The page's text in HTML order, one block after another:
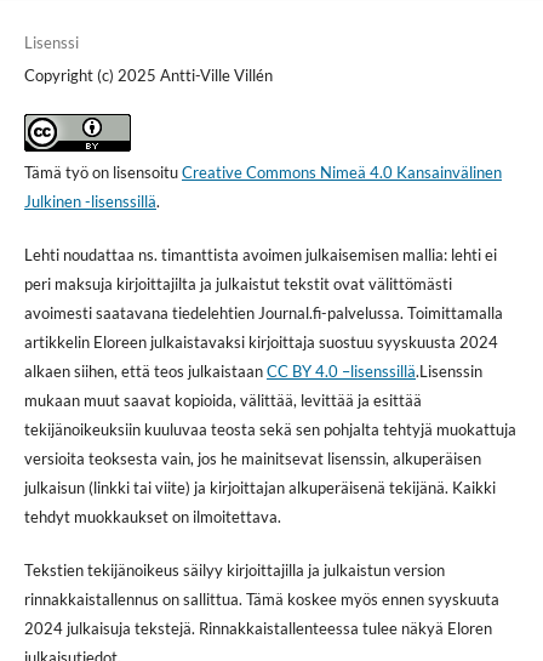
Lisenssi
Copyright (c) 2025 Antti-Ville Villén
Tämä työ on lisensoituCreative Commons Nimeä 4.0 Kansainvälinen
Julkinen -lisenssillä.
Lehti noudattaa ns. timanttista avoimen julkaisemisen mallia: lehti ei
peri maksuja kirjoittajilta ja julkaistut tekstit ovat välittömästi
avoimesti saatavana tiedelehtien Journal.fi-palvelussa. Toimittamalla
artikkelin Eloreen julkaistavaksi kirjoittaja suostuu syyskuusta 2024
alkaen siihen, että teos julkaistaanCC BY 4.0 –lisenssillä.Lisenssin
mukaan muut saavat kopioida, välittää, levittää ja esittää
tekijänoikeuksiin kuuluvaa teosta sekä sen pohjalta tehtyjä muokattuja
versioita teoksesta vain, jos he mainitsevat lisenssin, alkuperäisen
julkaisun (linkki tai viite) ja kirjoittajan alkuperäisenä tekijänä. Kaikki
tehdyt muokkaukset on ilmoitettava.
Tekstien tekijänoikeus säilyy kirjoittajilla ja julkaistun version
rinnakkaistallennus on sallittua. Tämä koskee myös ennen syyskuuta
2024 julkaisuja tekstejä. Rinnakkaistallenteessa tulee näkyä Eloren